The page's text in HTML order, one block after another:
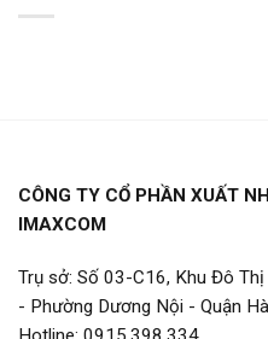
CÔNG TY CỔ PHẦN XUẤT
IMAXCOM
Trụ sở: Số 03-C16, Khu Đô
- Phường Dương Nội - Quận